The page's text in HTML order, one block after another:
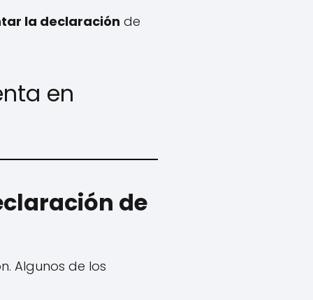
la declaración de
en
de
Algunos de los